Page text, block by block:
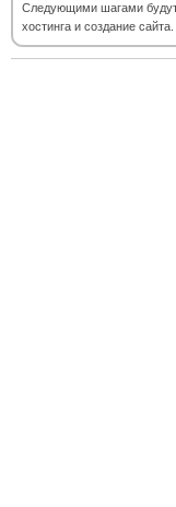
Следующими шагами будут
хостинга и создание сайта.